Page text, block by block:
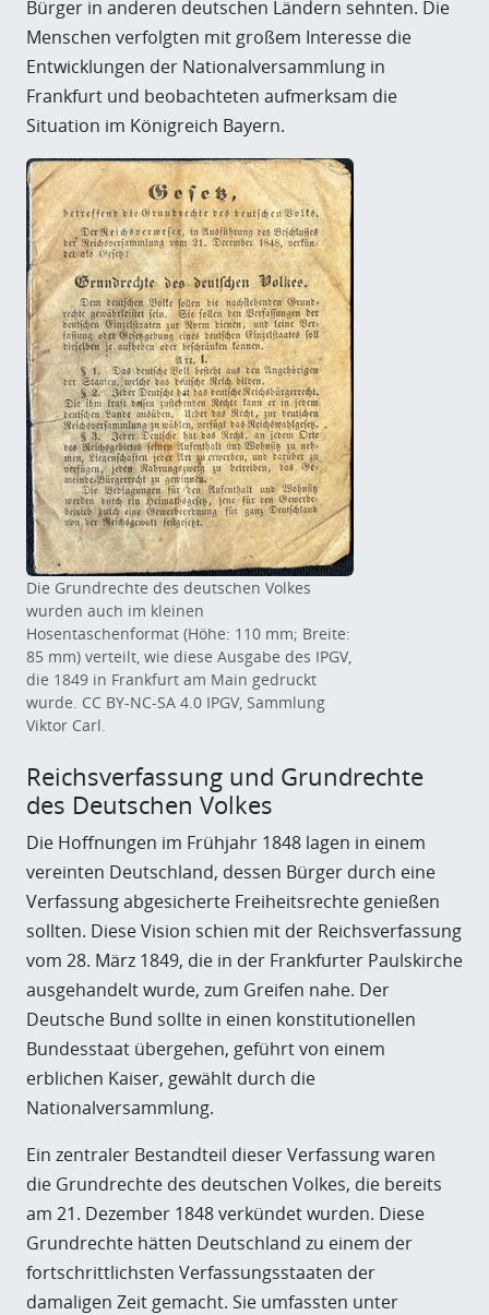
Bürger in anderen deutschen Ländern sehnten. Die
Menschen verfolgten mit großem Interesse die
Entwicklungen der Nationalversammlung in
Frankfurt und beobachteten aufmerksam die
Situation im Königreich Bayern.
Die Grundrechte des deutschen Volkes
wurden auch im kleinen
Hosentaschenformat (Höhe: 110 mm; Breite:
85 mm) verteilt, wie diese Ausgabe des IPGV,
die 1849 in Frankfurt am Main gedruckt
wurde. CC BY-NC-SA 4.0 IPGV, Sammlung
Viktor Carl.
Reichsverfassung und Grundrechte
des Deutschen Volkes
Die Hoffnungen im Frühjahr 1848 lagen in einem
vereinten Deutschland, dessen Bürger durch eine
Verfassung abgesicherte Freiheitsrechte genießen
sollten. Diese Vision schien mit der Reichsverfassung
vom 28. März 1849, die in der Frankfurter Paulskirche
ausgehandelt wurde, zum Greifen nahe. Der
Deutsche Bund sollte in einen konstitutionellen
Bundesstaat übergehen, geführt von einem
erblichen Kaiser, gewählt durch die
Nationalversammlung.
Ein zentraler Bestandteil dieser Verfassung waren
die Grundrechte des deutschen Volkes, die bereits
am 21. Dezember 1848 verkündet wurden. Diese
Grundrechte hätten Deutschland zu einem der
fortschrittlichsten Verfassungsstaaten der
damaligen Zeit gemacht. Sie umfassten unter